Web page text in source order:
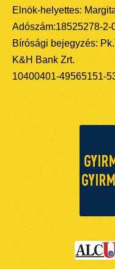
Elnök-helyettes:
Adószám:18525278-2-
Bírósági bejegyzés:
K&H Bank Zrt.
10400401-49565151-